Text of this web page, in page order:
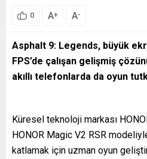
0 A+ A-
Asphalt 9: Legends, büyük
FPS’de çalışan gelişmiş
akıllı telefonlarda da oyun
Küresel teknoloji markası
HONOR Magic V2 RSR
katlamak için uzman oyun